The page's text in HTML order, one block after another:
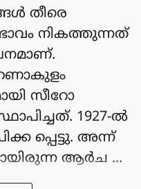
തീരെ
നികത്തുന്നത്
സീറോ
1927-ൽ
പ്പെട്ടു. അന്ന്
ആർച ...